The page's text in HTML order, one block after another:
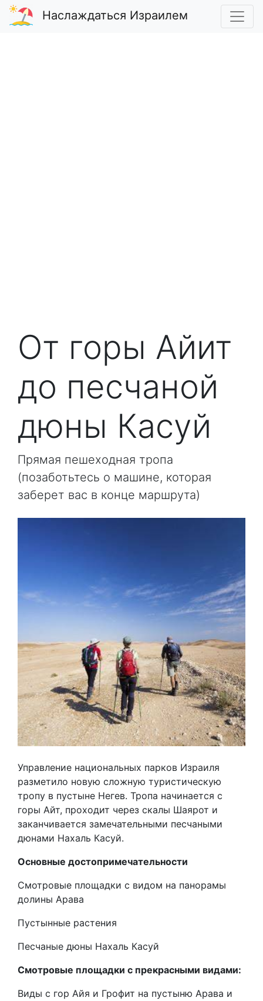
Наслаждаться Израилем
От горы Айит
до песчаной
дюны Касуй
Прямая пешеходная тропа
(позаботьтесь о машине, которая
заберет вас в конце маршрута)
Управление национальных парков Израиля
разметило новую сложную туристическую
тропу в пустыне Негев. Тропа начинается с
горы Айт, проходит через скалы Шаярот и
заканчивается замечательными песчаными
дюнами Нахаль Касуй.
Основные достопримечательности
Смотровые площадки с видом на панорамы
долины Арава
Пустынные растения
Песчаные дюны Нахаль Касуй
Смотровые площадки с прекрасными видами:
Виды с гор Айя и Грофит на пустыню Арава и